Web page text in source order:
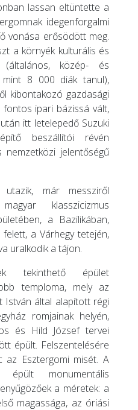
lassan eltüntette a
idegenforgalmi
vonása erősödött meg.
a környék kulturális és
(általános, közép- és
8 000 diák tanul),
kibontakozó gazdasági
ipari bázissá vált,
itt letelepedő Suzuki
beszállítói révén
jelentőségű
már messziről
klasszicizmus
a Bazilikában,
a Várhegy tetején,
uralkodik a tájon.
tekinthető épület
temploma, mely az
István által alapított régi
romjainak helyén,
és Hild József tervei
épült. Felszentelésére
az Esztergomi misét. A
épült monumentális
a méretek: a
magassága, az óriási